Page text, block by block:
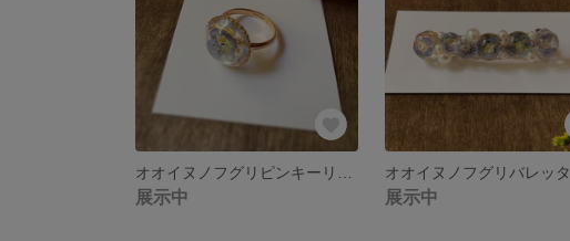
展示中
オオイヌノフグリバレッタ
展示中